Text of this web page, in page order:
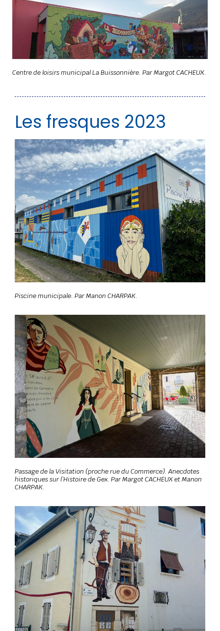
Centre de loisirs municipal La Buissonnière. Par Margot CACHEUX.
Les fresques 2023
Piscine municipale. Par Manon CHARPAK.
Passage de la Visitation (proche rue du Commerce). Anecdotes
historiques sur l’Histoire de Gex. Par Margot CACHEUX et Manon
CHARPAK.